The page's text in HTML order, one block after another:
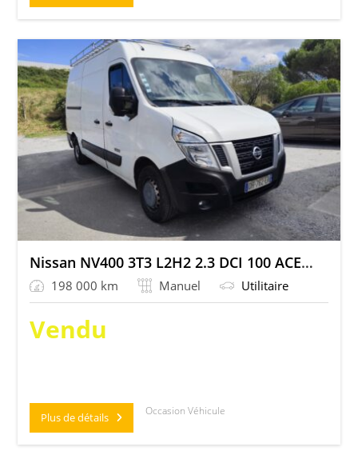
Nissan NV400 3T3 L2H2 2.3 DCI 100 ACENTA
198 000 km Manuel Utilitaire
Vendu
Plus de détails Occasion Véhicule